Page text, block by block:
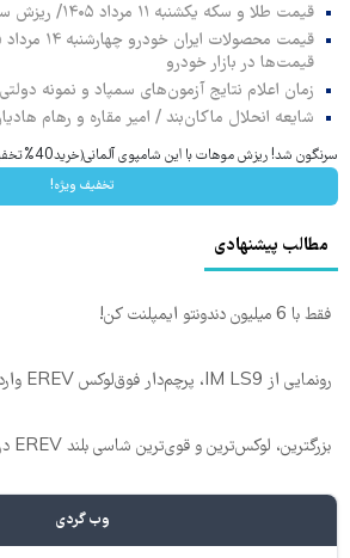
قیمت طلا و سکه یکشنبه ۱۱ مرداد ۱۴۰۵/ ریزش سنگین سکه امامی
قیمت‌ها در بازار خودرو
زمان اعلام نتایج آزمون‌های سمپاد و نمونه
شایعه انحلال ماکان‌بند / امیر مقاره و رهام
سرنگون شد! ریزش موهات با این شامپوی آلمانی(خرید40%تخفیف)
تخفیف ویژه!
مطالب پیشنهادی
فقط با 6 میلیون دندونتو ایمپلنت کن!
رونمایی از IM LS9، پرچم‌دار فوق‌لوکس EREV وارد بازار ایران شد
بزرگترین، لوکس‌ترین و قوی‌ترین شاسی بلند EREV در در ایران رونمایی شد
وب گردی